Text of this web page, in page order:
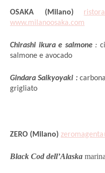
OSAKA (Milano)
www.milanoosaka.com
Chirashi ikura e salmone:
salmone e avocado
Gindara Saikyoyaki :
grigliato
ZERO (Milano)
Black Cod dell’Alaska